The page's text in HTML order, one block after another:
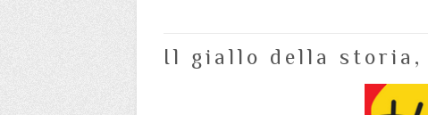
Il giallo della storia,